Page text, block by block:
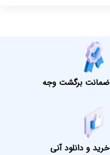
ضمانت برگشت وجه
خرید و دانلود آنی